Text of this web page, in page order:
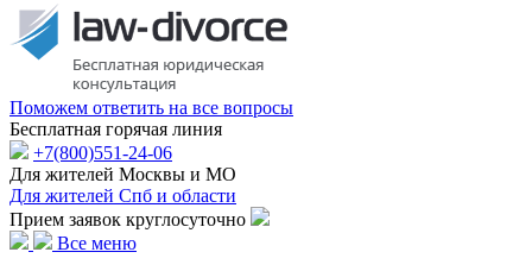
Поможем ответить на все вопросы
Бесплатная горячая линия
+7(800)551-24-06
Для жителей Москвы и МО
Для жителей Спб и области
Прием заявок круглосуточно
Все меню